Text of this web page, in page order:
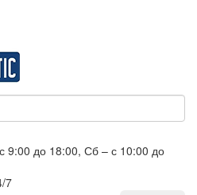
до 18:00, Сб – с 10:00 до
7